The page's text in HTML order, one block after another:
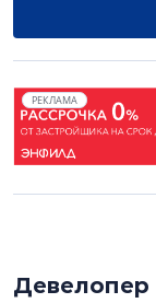
РЕКЛАМА
Девелопер